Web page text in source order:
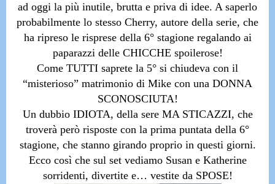
ad oggi la più inutile, brutta e priva di idee. A saperlo
probabilmente lo stesso Cherry, autore della serie, che
ha ripreso le risprese della 6° stagione regalando ai
paparazzi delle CHICCHE spoilerose!
Come TUTTI saprete la 5° si chiudeva con il
“misterioso” matrimonio di Mike con una DONNA
SCONOSCIUTA!
Un dubbio IDIOTA, della sere MA STICAZZI, che
troverà però risposte con la prima puntata della 6°
stagione, che stanno girando proprio in questi giorni.
Ecco così che sul set vediamo Susan e Katherine
sorridenti, divertite e… vestite da SPOSE!